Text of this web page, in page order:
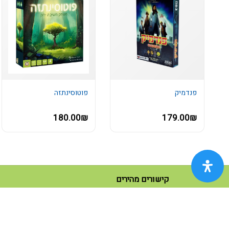
פנדמיק
179.00₪
פוטוסינתזה
180.00₪
קישורים מהירים
ראשי(current)